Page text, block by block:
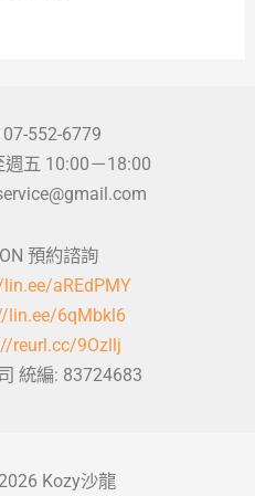
552-6779
五 10:00－18:00
預約諮詢
aREdPMY
lin.ee/6qMbkl6
reurl.cc/9Ozllj
統編: 83724683
Kozy沙龍